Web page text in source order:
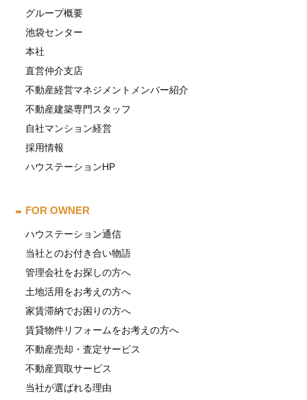
グループ概要
池袋センター
本社
直営仲介支店
不動産経営マネジメントメンバー紹介
不動産建築専門スタッフ
自社マンション経営
採用情報
ハウステーションHP
FOR OWNER
ハウステーション通信
当社とのお付き合い物語
管理会社をお探しの方へ
土地活用をお考えの方へ
家賃滞納でお困りの方へ
賃貸物件リフォームをお考えの方へ
不動産売却・査定サービス
不動産買取サービス
当社が選ばれる理由